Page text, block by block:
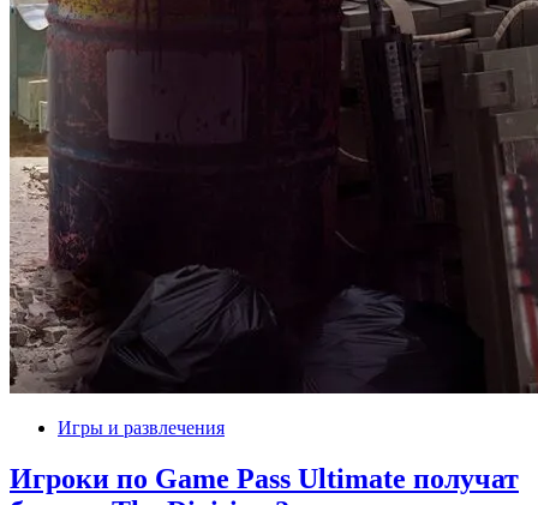
Игры и развлечения
Игроки по Game Pass Ultimate получат